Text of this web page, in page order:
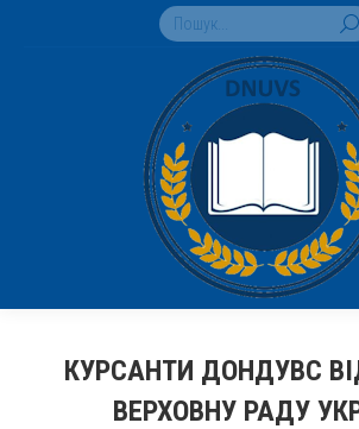
Search:
КУРСАНТИ ДОНДУВС
ВЕРХОВНУ РАДУ